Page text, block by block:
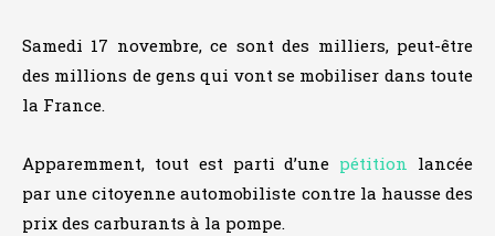
Samedi 17 novembre, ce sont des milliers, peut-être
des millions de gens qui vont se mobiliser dans toute
la France.
Apparemment, tout est parti d’une pétition lancée
par une citoyenne automobiliste contre la hausse des
prix des carburants à la pompe.